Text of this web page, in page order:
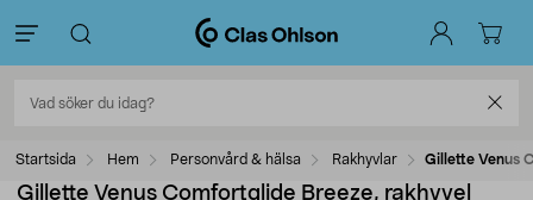
Startsida Hem Personvård & hälsa Rakhyvlar Gillette Venus
Gillette Venus Comfortglide Breeze, rakhyvel